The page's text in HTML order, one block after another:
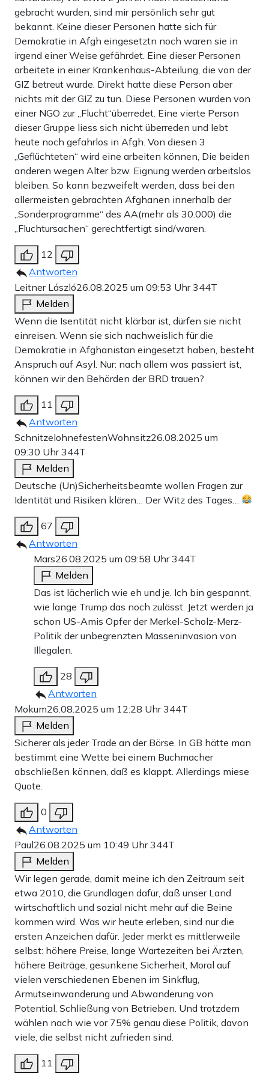
gebracht wurden, sind mir persönlich sehr gut
bekannt. Keine dieser Personen hatte sich für
Demokratie in Afgh eingesetztn noch waren sie in
irgend einer Weise gefährdet. Eine dieser Personen
arbeitete in einer Krankenhaus-Abteilung, die von der
GIZ betreut wurde. Direkt hatte diese Person aber
nichts mit der GIZ zu tun. Diese Personen wurden von
einer NGO zur „Flucht“überredet. Eine vierte Person
dieser Gruppe liess sich nicht überreden und lebt
heute noch gefahrlos in Afgh. Von diesen 3
„Geflüchteten“ wird eine arbeiten können, Die beiden
anderen wegen Alter bzw. Eignung werden arbeitslos
bleiben. So kann bezweifelt werden, dass bei den
allermeisten gebrachten Afghanen innerhalb der
„Sonderprogramme“ des AA(mehr als 30.000) die
„Fluchtursachen“ gerechtfertigt sind/waren.
12
Antworten
Leitner László26.08.2025 um 09:53 Uhr344T
Melden
Wenn die Isentität nicht klärbar ist, dürfen sie nicht
einreisen. Wenn sie sich nachweislich für die
Demokratie in Afghanistan eingesetzt haben, besteht
Anspruch auf Asyl. Nur: nach allem was passiert ist,
können wir den Behörden der BRD trauen?
11
Antworten
SchnitzelohnefestenWohnsitz26.08.2025 um
09:30 Uhr344T
Melden
Deutsche (Un)Sicherheitsbeamte wollen Fragen zur
Identität und Risiken klären… Der Witz des Tages…
67
Antworten
Mars26.08.2025 um 09:58 Uhr344T
Melden
Das ist lächerlich wie eh und je. Ich bin gespannt,
wie lange Trump das noch zulässt. Jetzt werden ja
schon US-Amis Opfer der Merkel-Scholz-Merz-
Politik der unbegrenzten Masseninvasion von
Illegalen.
28
Antworten
Mokum26.08.2025 um 12:28 Uhr344T
Melden
Sicherer als jeder Trade an der Börse. In GB hätte man
bestimmt eine Wette bei einem Buchmacher
abschließen können, daß es klappt. Allerdings miese
Quote.
0
Antworten
Paul26.08.2025 um 10:49 Uhr344T
Melden
Wir legen gerade, damit meine ich den Zeitraum seit
etwa 2010, die Grundlagen dafür, daß unser Land
wirtschaftlich und sozial nicht mehr auf die Beine
kommen wird. Was wir heute erleben, sind nur die
ersten Anzeichen dafür. Jeder merkt es mittlerweile
selbst: höhere Preise, lange Wartezeiten bei Ärzten,
höhere Beiträge, gesunkene Sicherheit, Moral auf
vielen verschiedenen Ebenen im Sinkflug,
Armutseinwanderung und Abwanderung von
Potential, Schließung von Betrieben. Und trotzdem
wählen nach wie vor 75% genau diese Politik, davon
viele, die selbst nicht zufrieden sind.
11